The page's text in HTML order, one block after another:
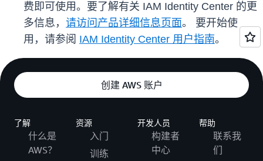
费即可使用。要了解有关 IAM Identity Center 的更
多信息， 请访问产品详细信息页面。 要开始使
用，请参阅 IAM Identity Center 用户指南。
创建 AWS 账户
了解
什么是
AWS？
资源
入门
训练
开发人员
构建者
中心
帮助
联系我
们